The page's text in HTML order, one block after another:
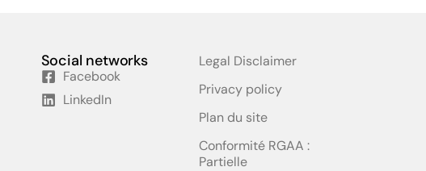
Social networks
Facebook
LinkedIn
Legal Disclaimer
Privacy policy
Plan du site
Conformité RGAA :
Partielle